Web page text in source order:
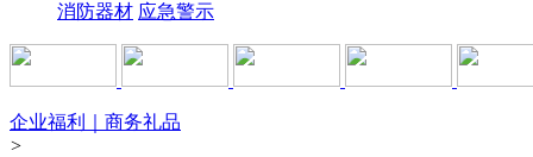
消防器材 应急警示
企业福利｜商务礼品
>